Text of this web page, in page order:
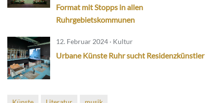
Format mit Stopps in allen
Ruhrgebietskommunen
12. Februar 2024 · Kultur
Urbane Künste Ruhr sucht Residenzkünstler